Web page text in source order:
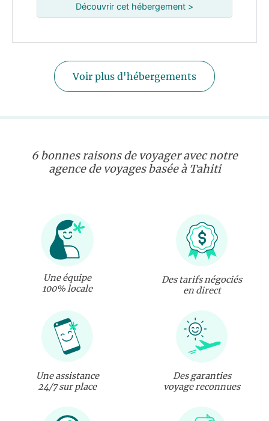
Découvrir cet hébergement >
Voir plus d'hébergements
6 bonnes raisons de voyager avec notre
agence de voyages basée à Tahiti
Une équipe
100% locale
Des tarifs négociés
en direct
Une assistance
24/7 sur place
Des garanties
voyage reconnues